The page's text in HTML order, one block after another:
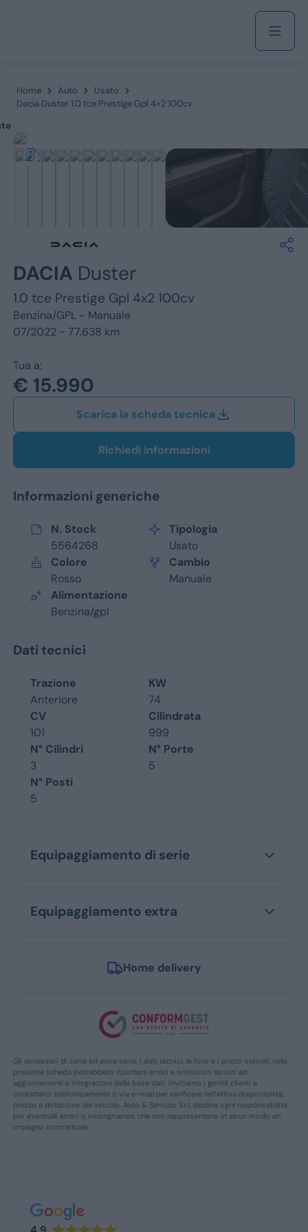
Servizi
Ford
Opel
Home Auto
Usato
Dacia Duster 1.0 tce Prestige Gpl 4×2 100cv
DACIA Duster
1.0 tce Prestige Gpl 4x2 100cv
Benzina/GPL - Manuale
07/2022 - 77.638 km
Tua a:
€ 15.990
Scarica la scheda tecnica
Richiedi informazioni
Informazioni generiche
N. Stock
5564268
Tipologia
Usato
Colore
Rosso
Cambio
Manuale
Alimentazione
Benzina/gpl
Dati tecnici
Trazione
Anteriore
KW
74
CV
101
Cilindrata
999
N° Cilindri
3
N° Porte
5
N° Posti
5
Equipaggiamento di serie
Equipaggiamento extra
Home delivery
Gli accessori di serie ed extra serie, i dati tecnici, le foto e i prezzi indicati nella
presente scheda potrebbero riportare errori e omissioni dovuti ad
aggiornamenti e integrazioni della base dati. Invitiamo i gentili clienti a
contattarci telefonicamente o via e-mail per verificare l’effettiva disponibilità,
prezzo e dotazione del veicolo. Auto & Servizio S.r.l. declina ogni responsabilità
per eventuali errori o incongruenze, che non reppresentano in alcun modo un
impegno contrattuale.